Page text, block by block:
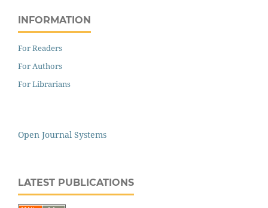
INFORMATION
For Readers
For Authors
For Librarians
Open Journal Systems
LATEST PUBLICATIONS